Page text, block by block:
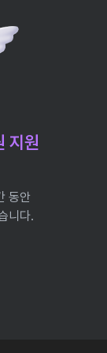
지원
동안
니다.